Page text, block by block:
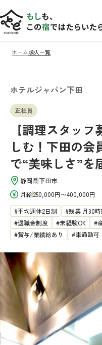
ホーム求人一覧
ホテルジャパン下田
正社員
【調理スタッ
しむ！下田の会
で“美味しさ”を
静岡県下田市
月給250,000円〜400,000円
平均週休2日制
残業 月30
退職金制度
未経験OK
賞与/業績給あり
車通勤可
アイキャッチ画像